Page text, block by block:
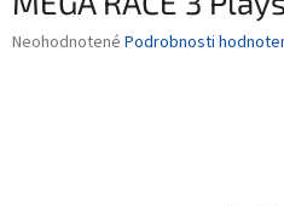
Priemerné
Neohodnotené Podrobnosti